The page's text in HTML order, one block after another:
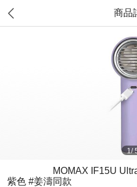
商品
1/
MOMAX IF15U
紫色 #姜濤同款